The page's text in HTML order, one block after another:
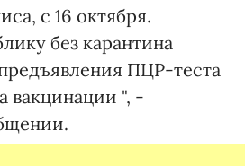
с 16 октября.
без карантина
ПЦР-теста
вакцинации ", -